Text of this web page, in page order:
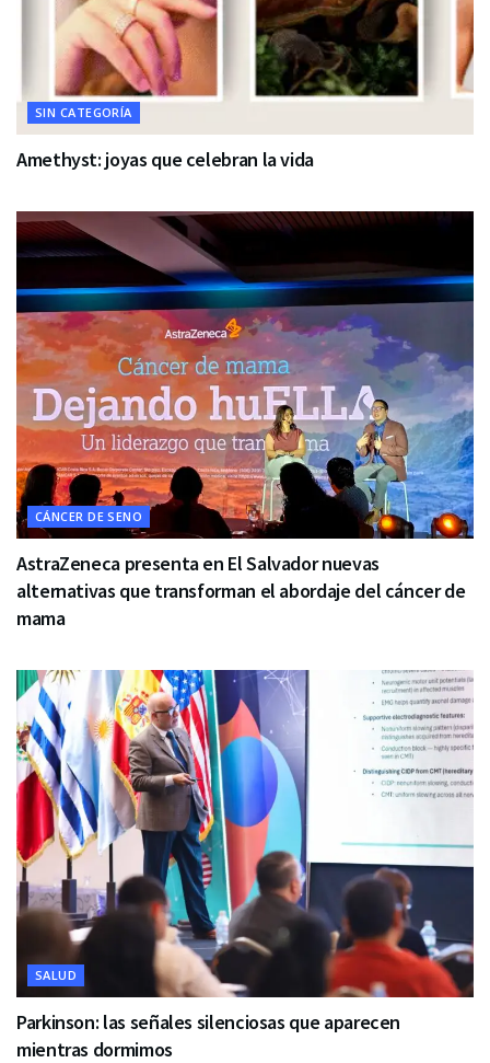
SIN CATEGORÍA
Amethyst: joyas que celebran la vida
CÁNCER DE SENO
AstraZeneca presenta en El Salvador nuevas
alternativas que transforman el abordaje del cáncer de
mama
SALUD
Parkinson: las señales silenciosas que aparecen
mientras dormimos